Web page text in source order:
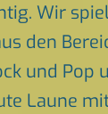
Wir
den
und
Laune